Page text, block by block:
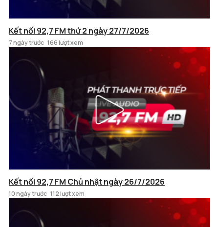
Kết nối 92,7 FM thứ 2 ngày 27/7/2026
7 ngày trước 166 lượt xem
Kết nối 92,7 FM Chủ nhật ngày 26/7/2026
10 ngày trước 112 lượt xem